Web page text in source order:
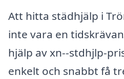
Att hitta städhjälp i
inte vara en
hjälp av xn--stdhjlp-
enkelt och snabbt få